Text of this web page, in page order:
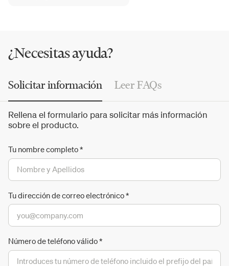
¿Necesitas ayuda?
Solicitar información Leer FAQs
Rellena el formulario para solicitar más información
sobre el producto.
Tu nombre completo*
Tu dirección de correo electrónico*
Número de teléfono válido*